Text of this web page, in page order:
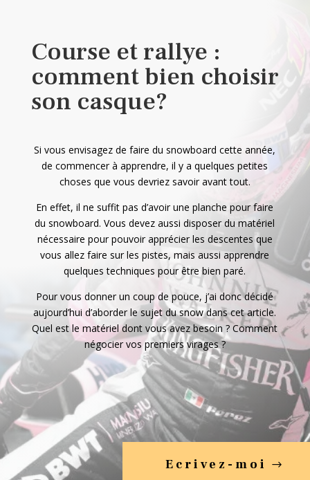
Course et rallye :
comment bien choisir
son casque?
Si vous envisagez de faire du snowboard cette année,
de commencer à apprendre, il y a quelques petites
choses que vous devriez savoir avant tout.
En effet, il ne suffit pas d’avoir une planche pour faire
du snowboard. Vous devez aussi disposer du matériel
nécessaire pour pouvoir apprécier les descentes que
vous allez faire sur les pistes, mais aussi apprendre
quelques techniques pour être bien paré.
Pour vous donner un coup de pouce, j’ai donc décidé
aujourd’hui d’aborder le sujet du snow dans cet article.
Quel est le matériel dont vous avez besoin ? Comment
négocier vos premiers virages ?
Ecrivez-moi